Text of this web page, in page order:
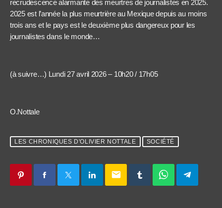
recrudescence alarmante des meurtres de journalistes en 2025.
2025 est l’année la plus meurtrière au Mexique depuis au moins
trois ans et le pays est le deuxième plus dangereux pour les
journalistes dans le monde…
(à suivre…) Lundi 27 avril 2026 – 10h20 / 17h05
O.Nottale
LES CHRONIQUES D'OLIVIER NOTTALE SOCIÉTÉ
email